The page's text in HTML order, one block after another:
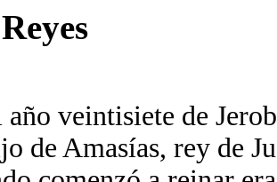
año veintisiete de
de Amasías, rey de